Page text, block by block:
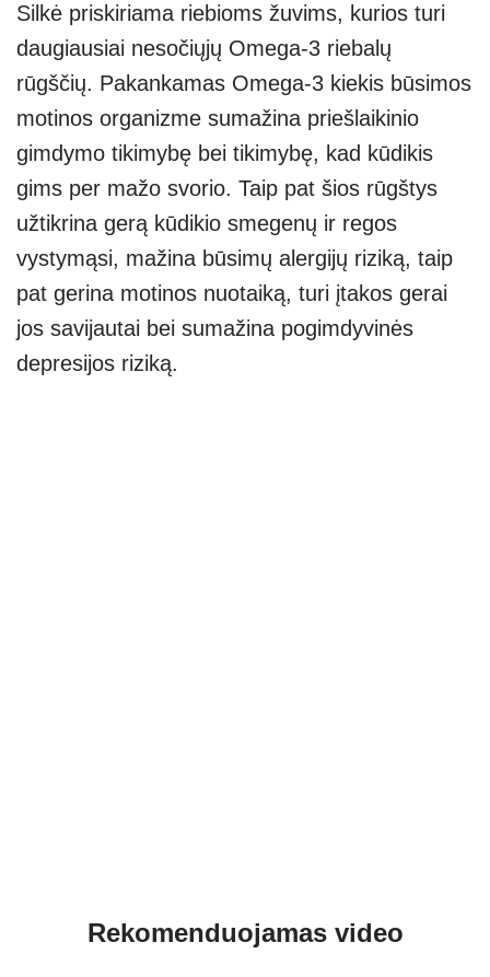
Silkė priskiriama riebioms žuvims, kurios turi
daugiausiai nesočiųjų Omega-3 riebalų
rūgščių. Pakankamas Omega-3 kiekis būsimos
motinos organizme sumažina priešlaikinio
gimdymo tikimybę bei tikimybę, kad kūdikis
gims per mažo svorio. Taip pat šios rūgštys
užtikrina gerą kūdikio smegenų ir regos
vystymąsi, mažina būsimų alergijų riziką, taip
pat gerina motinos nuotaiką, turi įtakos gerai
jos savijautai bei sumažina pogimdyvinės
depresijos riziką.
Rekomenduojamas video